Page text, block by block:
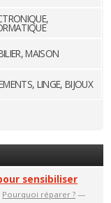
MAISON
LINGE, BIJOUX
sensibiliser
Pourquoi réparer ? —